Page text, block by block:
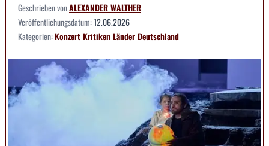
Geschrieben vonALEXANDER WALTHER
Veröffentlichungsdatum:12.06.2026
Kategorien:KonzertKritikenLänderDeutschland